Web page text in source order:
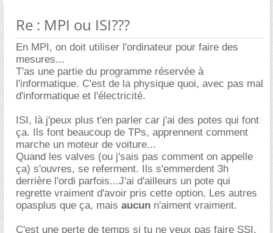
Re : MPI ou ISI???
En MPI, on doit utiliser l'ordinateur pour faire des
mesures...
T'as une partie du programme réservée à
l'informatique. C'est de la physique quoi, avec pas mal
d'informatique et l'électricité.
ISI, là j'peux plus t'en parler car j'ai des potes qui font
ça. Ils font beaucoup de TPs, apprennent comment
marche un moteur de voiture...
Quand les valves (ou j'sais pas comment on appelle
ça) s'ouvres, se referment. Ils s'emmerdent 3h
derrière l'ordi parfois...J'ai d'ailleurs un pote qui
regrette vraiment d'avoir pris cette option. Les autres
opasplus que ça, mais aucun n'aiment vraiment.
C'est une perte de temps si tu ne veux pas faire SSI.